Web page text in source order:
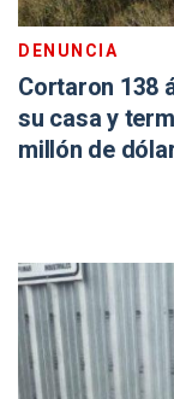
DENUNCIA
Cortaron 138
su casa y
millón de